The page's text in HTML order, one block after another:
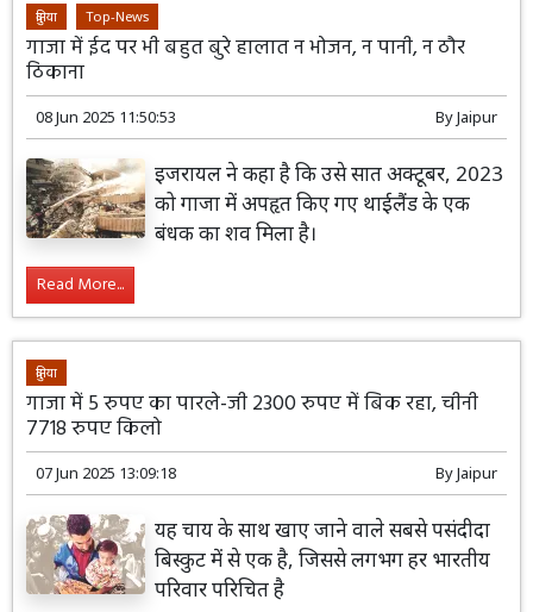
दुनिया Top-News
गाजा में ईद पर भी बहुत बुरे हालात न भोजन, न पानी, न ठौर
ठिकाना
08 Jun 2025 11:50:53 ByJaipur
इजरायल ने कहा है कि उसे सात अक्टूबर, 2023
को गाजा में अपहृत किए गए थाईलैंड के एक
बंधक का शव मिला है।
Read More...
दुनिया
गाजा में 5 रुपए का पारले-जी 2300 रुपए में बिक रहा, चीनी
7718 रुपए किलो
07 Jun 2025 13:09:18 ByJaipur
यह चाय के साथ खाए जाने वाले सबसे पसंदीदा
बिस्कुट में से एक है, जिससे लगभग हर भारतीय
परिवार परिचित है